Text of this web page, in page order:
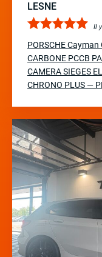
LESNE
Il
PORSCHE Cayman
CARBONE PCCB
CAMERA SIEGES
CHRONO PLUS —